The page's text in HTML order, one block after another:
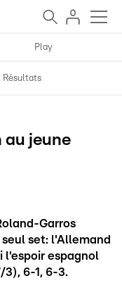
Play
Résultats
au jeune
Garros
set: l'Allemand
l'espoir espagnol
3), 6-1, 6-3.